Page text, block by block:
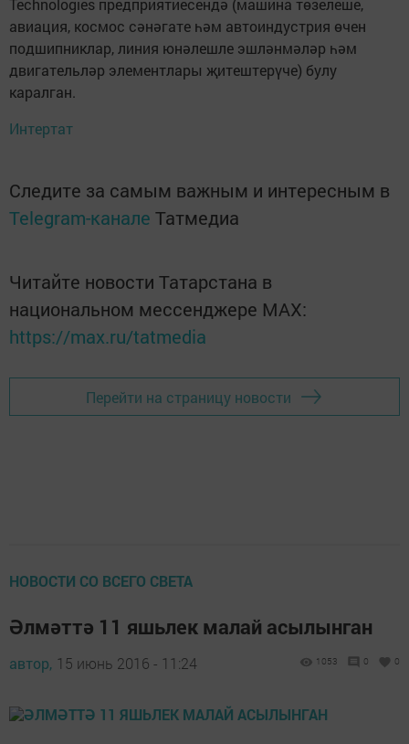
Technologies предприятиесендә (машина төзелеше,
авиация, космос сәнәгате һәм автоиндустрия өчен
подшипниклар, линия юнәлешле эшләнмәләр һәм
двигательләр элементлары җитештерүче) булу
каралган.
Интертат
Следите за самым важным и интересным в
Telegram-канале Татмедиа
Читайте новости Татарстана в
национальном мессенджере MАХ:
https://max.ru/tatmedia
Перейти на страницу новости
НОВОСТИ СО ВСЕГО СВЕТА
Әлмәттә 11 яшьлек малай асылынган
автор, 15 июнь 2016 - 11:24 1053 0 0